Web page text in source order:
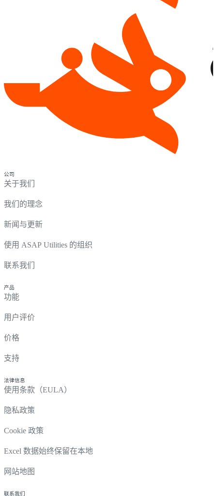
公司
关于我们
我们的理念
新闻与更新
使用 ASAP Utilities 的组织
联系我们
产品
功能
用户评价
价格
支持
法律信息
使用条款（EULA）
隐私政策
Cookie 政策
Excel 数据始终保留在本地
网站地图
联系我们